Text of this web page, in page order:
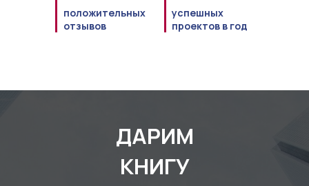
положительных
отзывов
успешных
проектов в год
ДАРИМ
КНИГУ